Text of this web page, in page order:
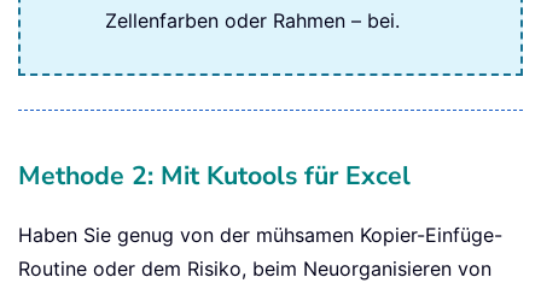
Zellenfarben oder Rahmen – bei.
Methode 2: Mit Kutools für Excel
Haben Sie genug von der mühsamen Kopier-Einfüge-
Routine oder dem Risiko, beim Neuorganisieren von